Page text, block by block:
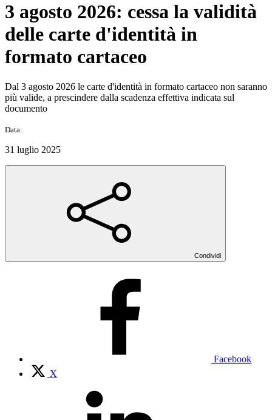
3 agosto 2026: cessa la validità
delle carte d'identità in
formato cartaceo
Dal 3 agosto 2026 le carte d'identità in formato cartaceo non saranno
più valide, a prescindere dalla scadenza effettiva indicata sul
documento
Data:
31 luglio 2025
Condividi
Facebook
X